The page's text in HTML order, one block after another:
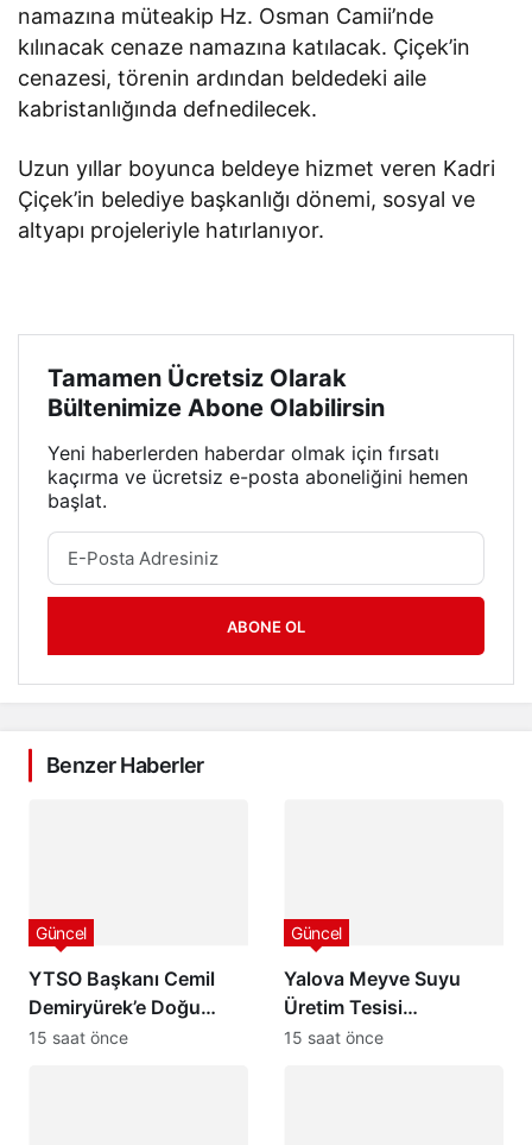
namazına müteakip Hz. Osman Camii’nde
kılınacak cenaze namazına katılacak. Çiçek’in
cenazesi, törenin ardından beldedeki aile
kabristanlığında defnedilecek.
Uzun yıllar boyunca beldeye hizmet veren Kadri
Çiçek’in belediye başkanlığı dönemi, sosyal ve
altyapı projeleriyle hatırlanıyor.
Tamamen Ücretsiz Olarak
Bültenimize Abone Olabilirsin
Yeni haberlerden haberdar olmak için fırsatı
kaçırma ve ücretsiz e-posta aboneliğini hemen
başlat.
ABONE OL
Benzer Haberler
YTSO Başkanı Cemil
Demiryürek’e Doğu
Marmara ABİGEM’de
Güncel
15 saat önce
Yalova Meyve Suyu
Üretim Tesisi
Kapasitesini Üçe
Güncel
15 saat önce